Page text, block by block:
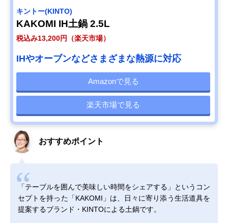
キントー(KINTO)
KAKOMI IH土鍋 2.5L
税込み13,200円（楽天市場）
IHやオーブンなどさまざまな熱源に対応
Amazonで見る
楽天市場で見る
おすすめポイント
「テーブルを囲んで美味しい時間をシェアする」というコン
セプトを持った「KAKOMI」は、日々に寄り添う生活道具を
提案するブランド・KINTOによる土鍋です。